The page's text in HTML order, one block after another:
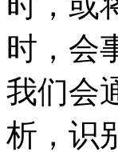
时，会
我们会
析，识